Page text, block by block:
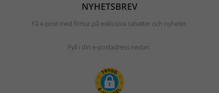
NYHETSBREV
Få e-post med förtur på exklusiva rabatter och nyheter.
Fyll i din e-postadress nedan.